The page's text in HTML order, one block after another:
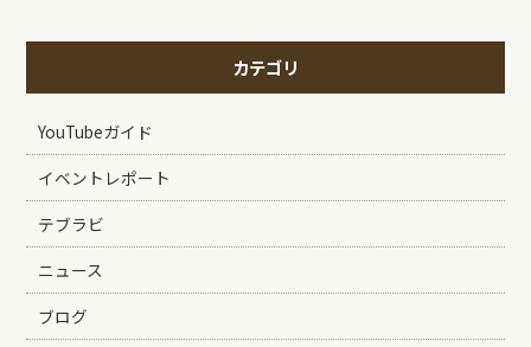
カテゴリ
YouTubeガイド
イベントレポート
テブラビ
ニュース
ブログ